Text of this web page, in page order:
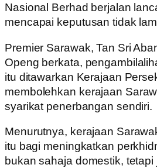
Nasional Berhad berjalan
mencapai keputusan tidak
Premier Sarawak, Tan Sri
Openg berkata,
itu ditawarkan Kerajaan
membolehkan kerajaan
syarikat penerbangan sendiri.
Menurutnya, kerajaan
itu bagi meningkatkan
bukan sahaja domestik,